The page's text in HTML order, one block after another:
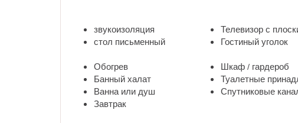
звукоизоляция Телевизор с
стол письменный
Гостиный уголок
Обогрев
Шкаф / гардероб
Банный халат
Туалетные
Ванна или душ
Спутниковые
Завтрак